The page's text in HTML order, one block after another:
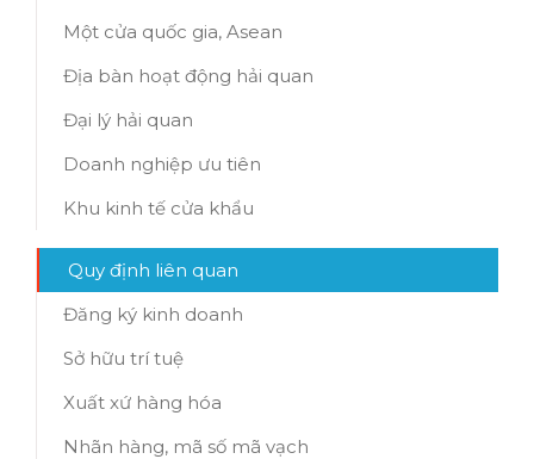
Một cửa quốc gia, Asean
Địa bàn hoạt động hải quan
Đại lý hải quan
Doanh nghiệp ưu tiên
Khu kinh tế cửa khẩu
Quy định liên quan
Đăng ký kinh doanh
Sở hữu trí tuệ
Xuất xứ hàng hóa
Nhãn hàng, mã số mã vạch